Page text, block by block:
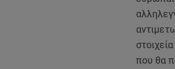
που θα